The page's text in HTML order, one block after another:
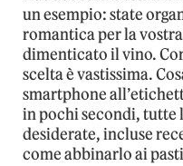
un esempio: state
romantica per la
dimenticato il vino.
scelta è vastissima.
smartphone
in pochi secondi, tutte
desiderate, incluse
come abbinarlo ai